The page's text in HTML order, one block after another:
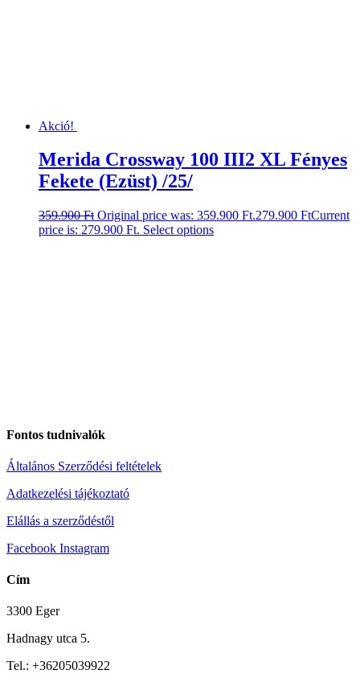
Akció!
Merida Crossway 100 III2 XL Fényes
Fekete (Ezüst) /25/
359.900Ft Original price was: 359.900 Ft.279.900 FtCurrent
price is: 279.900 Ft. Select options
Fontos tudnivalók
Általános Szerződési feltételek
Adatkezelési tájékoztató
Elállás a szerződéstől
Facebook Instagram
Cím
3300 Eger
Hadnagy utca 5.
Tel.: +36205039922